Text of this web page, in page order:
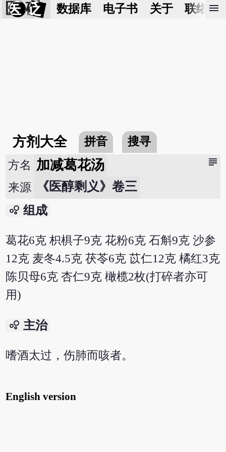
医 砭 数据库 电子书 关于 联络我
menu
方剂大全 拼音 搜寻
subject
方名 加减葛花汤
来源 《医醇剩义》卷三
bubble_chart 组成
葛花6克 枳椇子9克 花粉6克 石斛9克 沙参
12克 麦冬4.5克 茯苓6克 苡仁12克 橘红3克
陈贝母6克 杏仁9克 橄榄2枚(打碎者亦可
用)
bubble_chart 主治
嗜酒太过，伤肺而咳者。
English version